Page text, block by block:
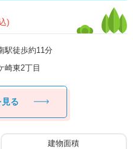
)
駅徒歩約11分
崎東2丁目
る
建物⾯積